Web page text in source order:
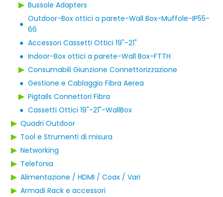
▶ Bussole Adapters
●
Outdoor-Box ottici a parete-Wall Box-Muffole-IP55-
66
● Accessori Cassetti Ottici 19"-21"
● Indoor-Box ottici a parete-Wall Box-FTTH
▶ Consumabili Giunzione Connettorizzazione
● Gestione e Cablaggio Fibra Aerea
▶ Pigtails Connettori Fibra
● Cassetti Ottici 19"-21"-WallBox
▶ Quadri Outdoor
▶ Tool e Strumenti di misura
▶ Networking
▶ Telefonia
▶ Alimentazione / HDMI / Coax / Vari
▶ Armadi Rack e accessori